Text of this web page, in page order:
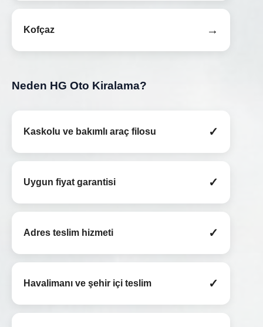
Kofçaz →
Neden HG Oto Kiralama?
Kaskolu ve bakımlı araç filosu ✓
Uygun fiyat garantisi ✓
Adres teslim hizmeti ✓
Havalimanı ve şehir içi teslim ✓